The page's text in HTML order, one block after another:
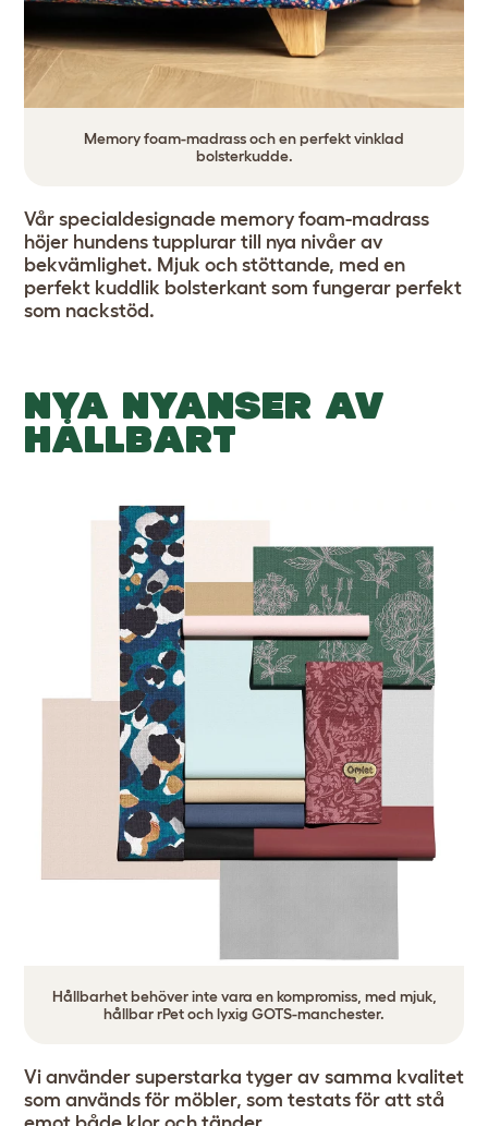
Memory foam-madrass och en perfekt vinklad
bolsterkudde.
Vår specialdesignade memory foam-madrass
höjer hundens tupplurar till nya nivåer av
bekvämlighet. Mjuk och stöttande, med en
perfekt kuddlik bolsterkant som fungerar perfekt
som nackstöd.
NYA NYANSER AV
HÅLLBART
Hållbarhet behöver inte vara en kompromiss, med mjuk,
hållbar rPet och lyxig GOTS-manchester.
Vi använder superstarka tyger av samma kvalitet
som används för möbler, som testats för att stå